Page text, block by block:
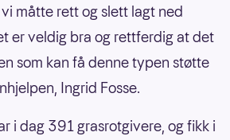
måtte rett og slett lagt ned
er veldig bra og rettferdig at det
som kan få denne typen støtte
Ingrid Fosse.
i dag 391 grasrotgivere, og fikk i